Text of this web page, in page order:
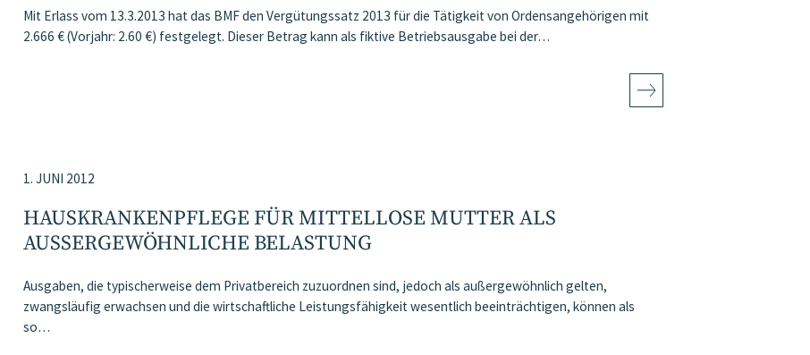
Mit Erlass vom 13.3.2013 hat das BMF den Vergütungssatz 2013 für die Tätigkeit von Ordensangehörigen mit
2.666 € (Vorjahr: 2.60 €) festgelegt. Dieser Betrag kann als fiktive Betriebsausgabe bei der…
1. JUNI 2012
HAUSKRANKENPFLEGE FÜR MITTELLOSE MUTTER ALS
AUSSERGEWÖHNLICHE BELASTUNG
Ausgaben, die typischerweise dem Privatbereich zuzuordnen sind, jedoch als außergewöhnlich gelten,
zwangsläufig erwachsen und die wirtschaftliche Leistungsfähigkeit wesentlich beeinträchtigen, können als
so…